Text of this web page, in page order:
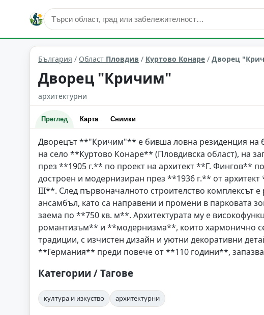
култура и изкуство Куртово Конаре Област: Пловдив
България / Област Пловдив / Куртово Конаре / Дворец
Дворец "Кричим"
архитектурни
Преглед Карта Снимки
Дворецът **"Кричим"** е бивша ловна резиденция на
на село **Куртово Конаре** (Пловдивска област), на
през **1905 г.** по проект на архитект **Г. Фингов**
достроен и модернизиран през **1936 г.** от
III**. След първоначалното строителство комплексът
ансамбъл, като са направени и промени в парковата
заема по **750 кв. м**. Архитектурата му е
романтизъм** и **модернизма**, които хармонично
традиции, с изчистен дизайн и уютни декоративни
**Германия** преди повече от **110 години**,
Категории / Тагове
култура и изкуство архитектурни